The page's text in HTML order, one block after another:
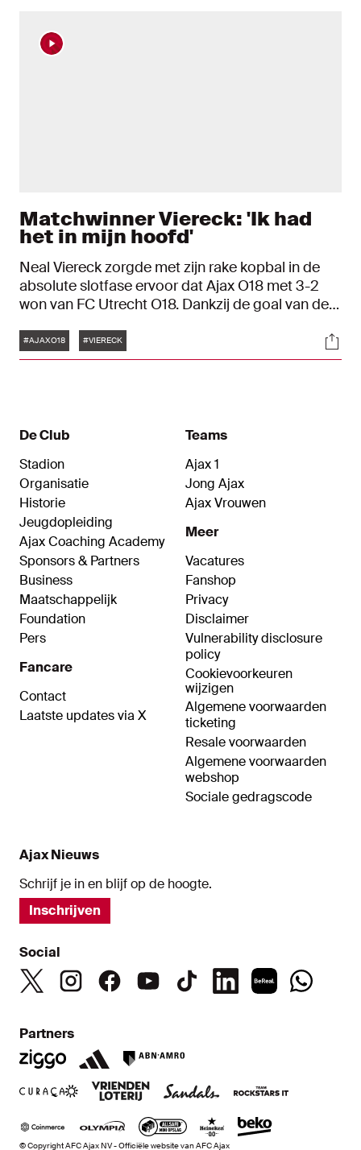
Matchwinner Viereck: 'Ik had
het in mijn hoofd'
Neal Viereck zorgde met zijn rake kopbal in de
absolute slotfase ervoor dat Ajax O18 met 3-2
won van FC Utrecht O18. Dankzij de goal van de
voorjaarskampioenschap. "Het voelde heel
speciaal."
Tags
#AJAXO18 #VIERECK
De Club
Stadion
Organisatie
Historie
Jeugdopleiding
Ajax Coaching Academy
Sponsors & Partners
Business
Maatschappelijk
Foundation
Pers
Fancare
Contact
Laatste updates via X
Teams
Ajax 1
Jong Ajax
Ajax Vrouwen
Meer
Vacatures
Fanshop
Privacy
Disclaimer
Vulnerability disclosure
policy
Cookievoorkeuren
wijzigen
Algemene voorwaarden
ticketing
Resale voorwaarden
Algemene voorwaarden
webshop
Sociale gedragscode
Ajax Nieuws
Schrijf je in en blijf op de hoogte.
Inschrijven
Social
Partners
© Copyright AFC Ajax NV - Officiële website van AFC Ajax